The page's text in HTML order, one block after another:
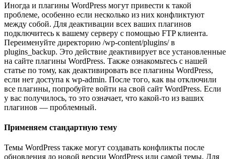
Иногда и плагины WordPress могут привести к такой
проблеме, особенно если несколько из них конфликтуют
между собой. Для деактивации всех ваших плагинов
подключитесь к вашему серверу с помощью FTP клиента.
Переименуйте директорию /wp-content/plugins/ в
plugins_backup. Это действие деактивирует все установленные
на сайте плагины WordPress. Также ознакомьтесь с нашей
статье по тому, как деактивировать все плагины WordPress,
если нет доступа к wp-admin. После того, как вы отключили
все плагины, попробуйте войти на свой сайт WordPress. Если
у вас получилось, то это означает, что какой-то из ваших
плагинов — проблемный.
Применяем стандартную тему
Темы WordPress также могут создавать конфликты после
обновления до новой версии WordPress или самой темы. Для